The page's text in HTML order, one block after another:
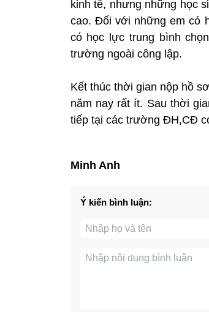
kinh tế, nhưng những học
cao. Đối với những em có
có học lực trung bình
trường ngoài công lập.
Kết thúc thời gian nộp hồ
năm nay rất ít. Sau thời
tiếp tại các trường ĐH,CĐ
Minh Anh
Ý kiến bình luận: